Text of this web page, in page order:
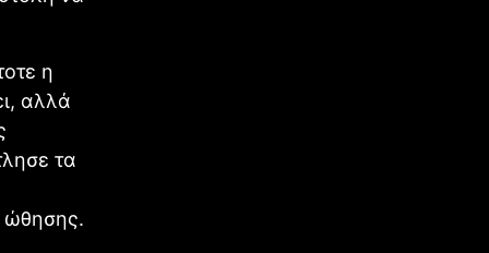
η
αλλά
τα
ώθησης.